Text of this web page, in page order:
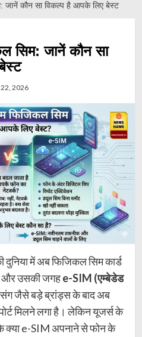
जानें कौन सा विकल्प है आपके लिए बेस्ट
सिम: जानें कौन सा
2026
दुनिया में अब फिजिकल सिम कार्ड
है और उसकी जगहe-SIM (एम्बेडेड
जैसे बड़े ब्रांड्स के बाद अब
मिलने लगा है। लेकिन यूजर्स के
क्या e-SIM अपनाने से फोन के